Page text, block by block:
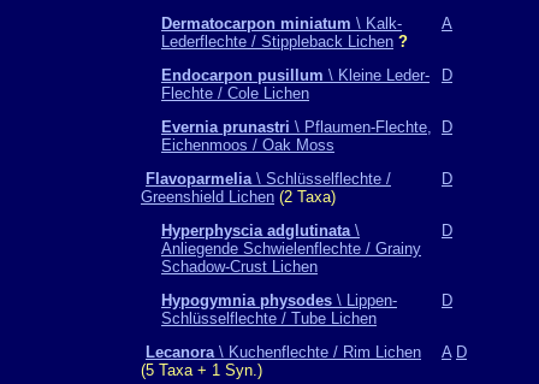
Dermatocarpon miniatum \ Kalk-
Lederflechte / Stippleback Lichen ?
A
Endocarpon pusillum \ Kleine Leder-
Flechte / Cole Lichen
D
Evernia prunastri \ Pflaumen-Flechte,
Eichenmoos / Oak Moss
D
Flavoparmelia\ Schlüsselflechte /
Greenshield Lichen (2 Taxa)
D
Hyperphyscia adglutinata\
Anliegende Schwielenflechte / Grainy
Schadow-Crust Lichen
D
Hypogymnia physodes \ Lippen-
Schlüsselflechte / Tube Lichen
D
Lecanora\ Kuchenflechte / Rim Lichen
(5 Taxa + 1 Syn.)
A D